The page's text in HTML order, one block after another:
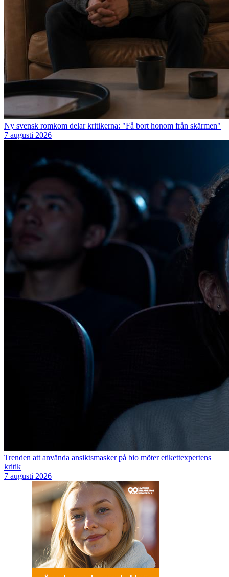
Ny svensk romkom delar kritikerna: "Få bort honom från skärmen"
7 augusti 2026
Trenden att använda ansiktsmasker på bio möter etikettexpertens
kritik
7 augusti 2026